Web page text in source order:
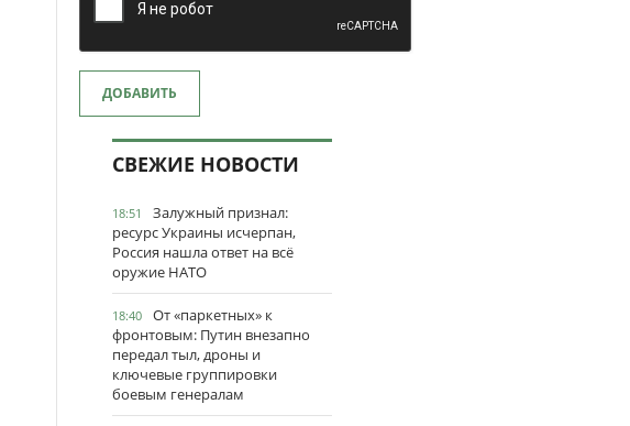
ДОБАВИТЬ
СВЕЖИЕ НОВОСТИ
18:51
Залужный признал:
ресурс Украины исчерпан,
Россия нашла ответ на всё
оружие НАТО
18:40
От «паркетных» к
фронтовым: Путин внезапно
передал тыл, дроны и
ключевые группировки
боевым генералам